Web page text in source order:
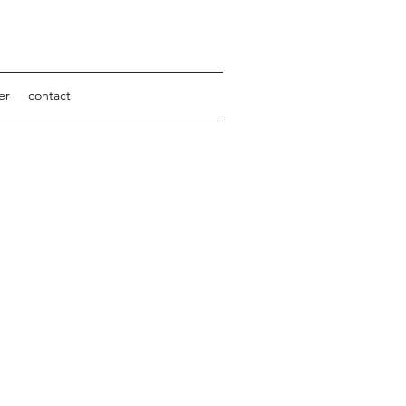
contact